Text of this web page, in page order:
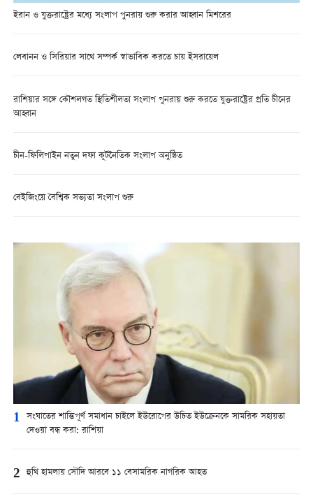
ইরান ও যুক্তরাষ্ট্রের মধ্যে সংলাপ পুনরায় শুরু করার আহ্বান মিশরের
লেবানন ও সিরিয়ার সাথে সম্পর্ক স্বাভাবিক করতে চায় ইসরায়েল
রাশিয়ার সঙ্গে কৌশলগত স্থিতিশীলতা সংলাপ পুনরায় শুরু করতে যুক্তরাষ্ট্রের প্রতি চীনের
আহ্বান
চীন-ফিলিপাইন নতুন দফা কূটনৈতিক সংলাপ অনুষ্ঠিত
বেইজিংয়ে বৈশ্বিক সভ্যতা সংলাপ শুরু
1 সংঘাতের শান্তিপূর্ণ সমাধান চাইলে ইউরোপের উচিত ইউক্রেনকে সামরিক সহায়তা
দেওয়া বন্ধ করা: রাশিয়া
2 হুথি হামলায় সৌদি আরবে ১১ বেসামরিক নাগরিক আহত